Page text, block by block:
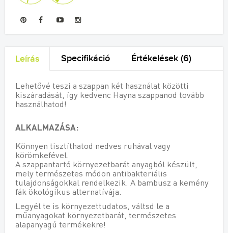
Leírás Specifikáció Értékelések (6)
Lehetővé teszi a szappan két használat közötti
kiszáradását, így kedvenc Hayna szappanod tovább
használhatod!
ALKALMAZÁSA:
Könnyen tisztíthatod nedves ruhával vagy
körömkefével.
A szappantartó környezetbarát anyagból készült,
mely természetes módon antibakteriális
tulajdonságokkal rendelkezik. A bambusz a kemény
fák ökológikus alternatívája.
Legyél te is környezettudatos, váltsd le a
műanyagokat környezetbarát, természetes
alapanyagú termékekre!